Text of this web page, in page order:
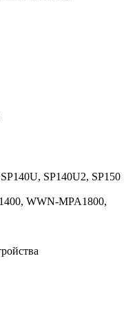
SP140U2, SP150
WWN-MPA1800,